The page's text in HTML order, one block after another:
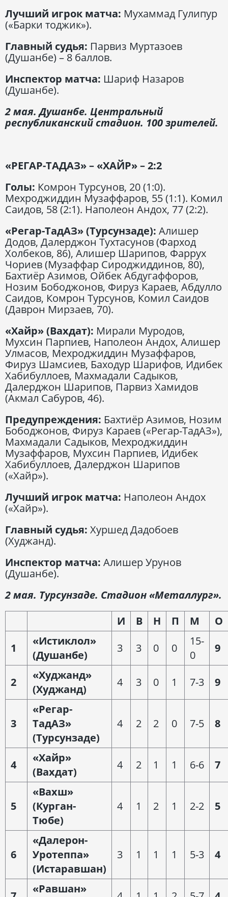
Лучший игрок матча: Мухаммад Гулипур
(«Барки тоджик»).
Главный судья: Парвиз Муртазоев
(Душанбе) – 8 баллов.
Инспектор матча: Шариф Назаров
(Душанбе).
2 мая. Душанбе. Центральный
республиканский стадион. 100 зрителей.
«РЕГАР-ТАДАЗ» – «ХАЙР» – 2:2
Голы: Комрон Турсунов, 20 (1:0).
Мехроджиддин Музаффаров, 55 (1:1). Комил
Саидов, 58 (2:1). Наполеон Андох, 77 (2:2).
«Регар-ТадАЗ» (Турсунзаде): Алишер
Додов, Далерджон Тухтасунов (Фарход
Холбеков, 86), Алишер Шарипов, Фаррух
Чориев (Музаффар Сироджиддинов, 80),
Бахтиёр Азимов, Ойбек Абдугаффоров,
Нозим Бободжонов, Фируз Караев, Абдулло
Саидов, Комрон Турсунов, Комил Саидов
(Даврон Мирзаев, 70).
«Хайр» (Вахдат): Мирали Муродов,
Мухсин Парпиев, Наполеон Андох, Алишер
Улмасов, Мехроджиддин Музаффаров,
Фируз Шамсиев, Баходур Шарифов, Идибек
Хабибуллоев, Махмадали Садыков,
Далерджон Шарипов, Парвиз Хамидов
(Акмал Сабуров, 46).
Предупреждения: Бахтиёр Азимов, Нозим
Бободжонов, Фируз Караев («Регар-ТадАЗ»),
Махмадали Садыков, Мехроджиддин
Музаффаров, Мухсин Парпиев, Идибек
Хабибуллоев, Далерджон Шарипов
(«Хайр»).
Лучший игрок матча: Наполеон Андох
(«Хайр»).
Главный судья: Хуршед Дадобоев
(Худжанд).
Инспектор матча: Алишер Урунов
(Душанбе).
2 мая. Турсунзаде. Стадион «Металлург».
И
В Н П М
О
1
«Истиклол»
(Душанбе)
3 3 0 0
15-
0
9
2
«Худжанд»
(Худжанд)
4 3 0 1 7-3 9
3
«Регар-
ТадАЗ»
(Турсунзаде)
4 2 2 0 7-5 8
4
«Хайр»
(Вахдат)
4 2 1 1 6-6 7
5
«Вахш»
(Курган-
Тюбе)
4 1 2 1 2-2 5
6
«Далерон-
Уротеппа»
(Истаравшан)
3 1 1 1 5-3 4
«Равшан»